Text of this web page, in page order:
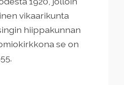
vikaarikunta
hiippakunnan
se on